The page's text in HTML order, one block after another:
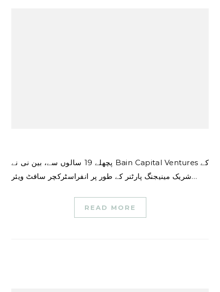
پچھلے 19 سالوں سے، بین نی نے Bain Capital Ventures کے
شریک مینیجنگ پارٹنر کے طور پر انفراسٹرکچر سافٹ ویئر…
READ MORE